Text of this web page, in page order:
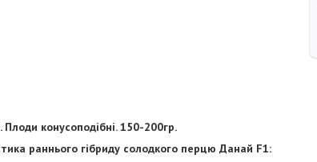
Плоди конусоподібні. 150-200гр.
раннього гібриду солодкого перцю Данай F1: